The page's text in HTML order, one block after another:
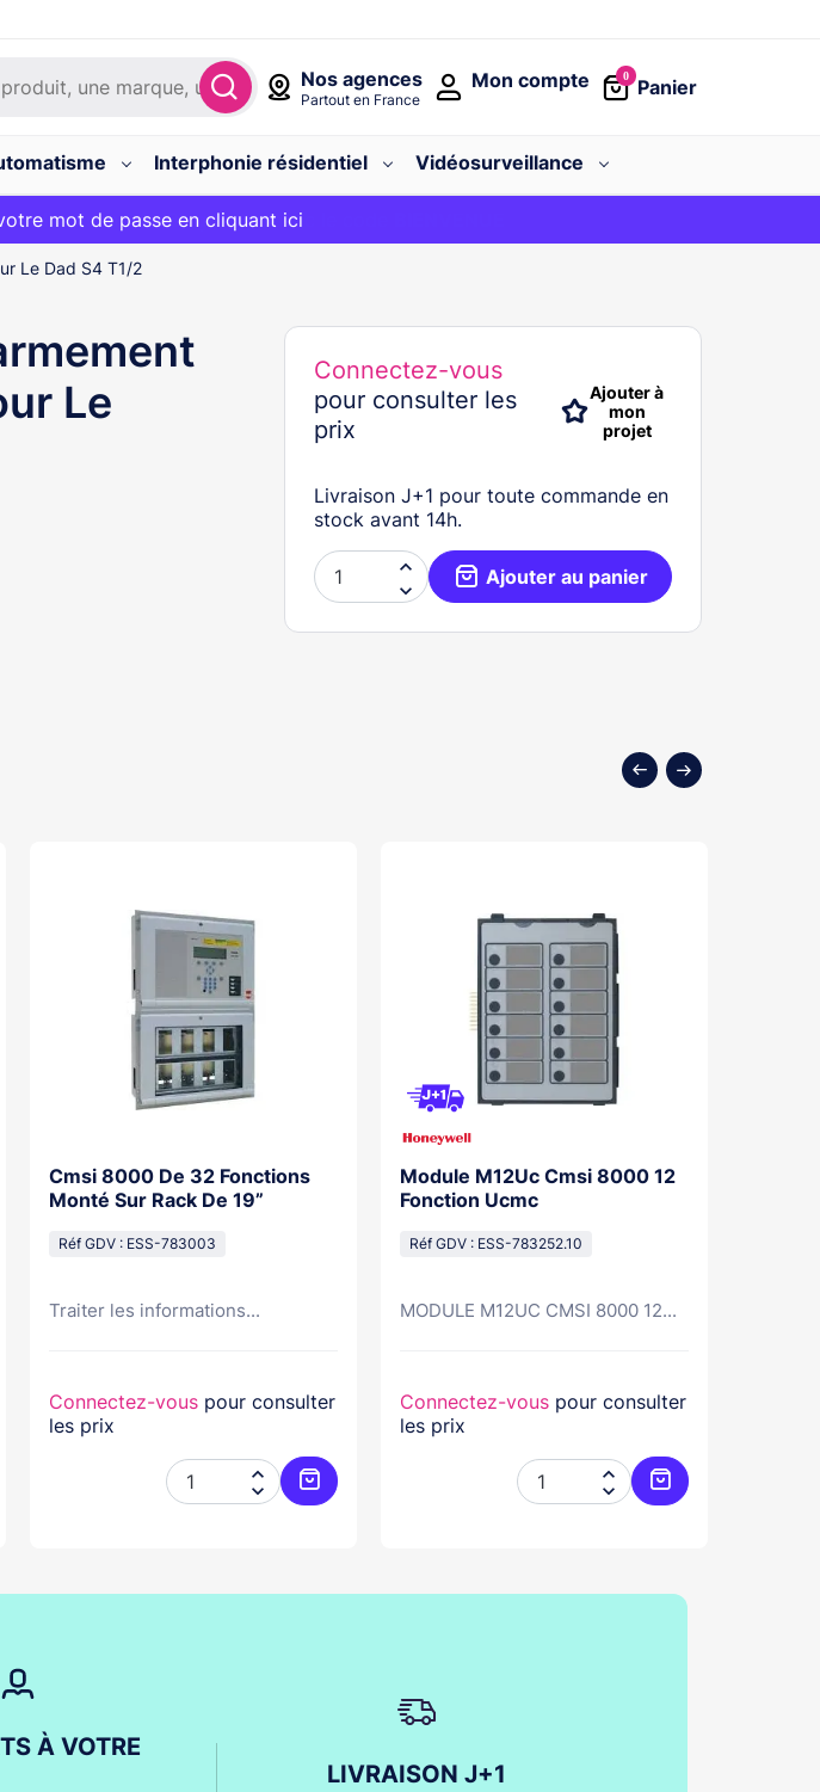
Nos agences
Partout en France
0
Panier
Mon compte
Interphonie résidentiel
Vidéosurveillance
et livraison 24/48h gratuite avec le code
mot de passe en cliquant ici
Le Dad S4 T1/2
Le
Connectez-vous
pour consulter les
prix
Ajouter à
mon
projet
Livraison J+1 pour toute commande en
stock avant 14h.

 Ajouter au panier
au panier
Cmsi 8000 De 32 Fonctions
Monté Sur Rack De 19”
Réf GDV : ESS-783003
Traiter les informations...
Connectez-vous pour consulter
les prix


Ajouter au panier
Module M12Uc Cmsi 8000 12
Fonction Ucmc
Réf GDV : ESS-783252.10
MODULE M12UC CMSI 8000 12...
Connectez-vous pour consulter
les prix


Ajouter au panier
À VOTRE
LIVRAISON J+1